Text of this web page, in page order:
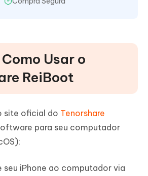
Usar o
ReiBoot
site oficial do Tenorshare
para seu computador
seu iPhone ao computador via